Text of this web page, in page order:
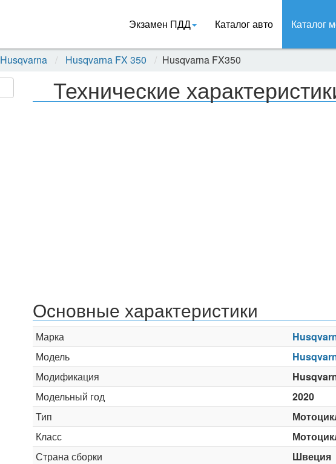
Экзамен ПДД Каталог авто Каталог
Husqvarna Husqvarna FX 350 Husqvarna FX350
Технические
Основные характеристики
Марка
Модель
Модификация
Модельный год
2020
Тип
Класс
Страна сборки
Швеция